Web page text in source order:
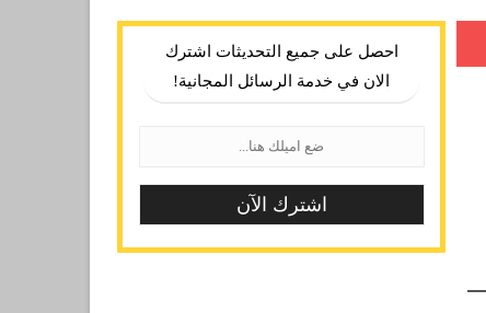
احصل على جميع التحديثات اشترك
الان في خدمة الرسائل المجانية!